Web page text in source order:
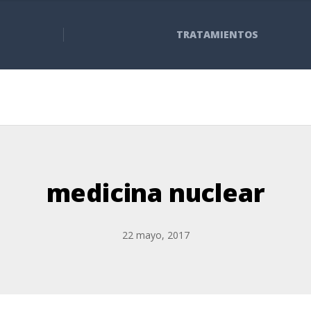
TRATAMIENTOS
medicina nuclear
22 mayo, 2017